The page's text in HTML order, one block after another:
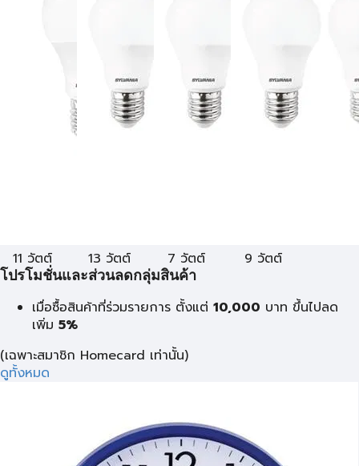
11 วัตต์ 13 วัตต์ 7 วัตต์ 9 วัตต์
โปรโมชั่นและส่วนลดกลุ่มสินค้า
เมื่อซื้อสินค้าที่ร่วมรายการ ตั้งแต่ 10,000 บาท ขึ้นไปลด
เพิ่ม 5%
(เฉพาะสมาชิก Homecard เท่านั้น)
ดูทั้งหมด